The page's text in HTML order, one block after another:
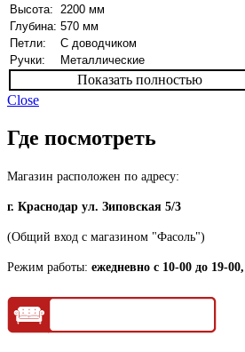
Высота:
2200 мм
Глубина: 570 мм
Петли:
С доводчиком
Ручки:
Металлические
Показать полностью
Close
Где посмотреть
Магазин расположен по адресу:
г. Краснодар ул. Зиповская 5/3
(Общий вход с магазином "Фасоль")
Режим работы: ежедневно с 10-00 до 19-